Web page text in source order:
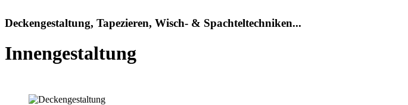
Deckengestaltung, Tapezieren, Wisch- & Spachteltechniken...
Innengestaltung